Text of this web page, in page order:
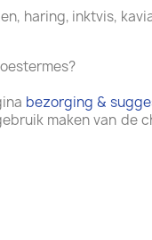
haring, inktvis,
bezorging &
maken van de